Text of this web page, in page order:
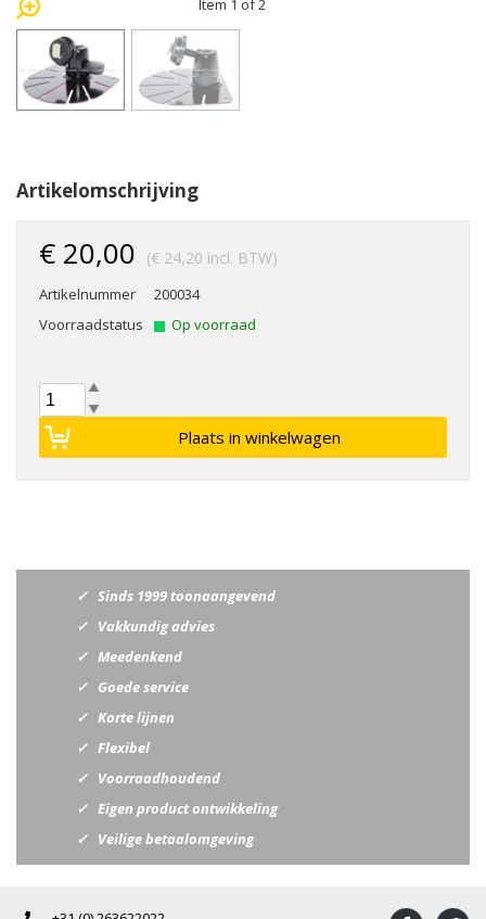
Item 1 of 2
Artikelomschrijving
€ 20,00 (€ 24,20 incl. BTW)
Artikelnummer
200034
Voorraadstatus
Op voorraad
Sinds 1999 toonaangevend
Vakkundig advies
Meedenkend
Goede service
Korte lijnen
Flexibel
Voorraadhoudend
Eigen product ontwikkeling
Veilige betaalomgeving